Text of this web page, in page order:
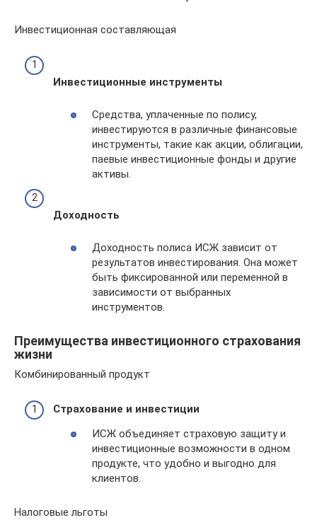
Инвестиционная составляющая
Инвестиционные инструменты
Средства, уплаченные по полису,
инвестируются в различные финансовые
инструменты, такие как акции, облигации,
паевые инвестиционные фонды и другие
активы.
Доходность
Доходность полиса ИСЖ зависит от
результатов инвестирования. Она может
быть фиксированной или переменной в
зависимости от выбранных
инструментов.
Преимущества инвестиционного страхования
жизни
Комбинированный продукт
Страхование и инвестиции
ИСЖ объединяет страховую защиту и
инвестиционные возможности в одном
продукте, что удобно и выгодно для
клиентов.
Налоговые льготы